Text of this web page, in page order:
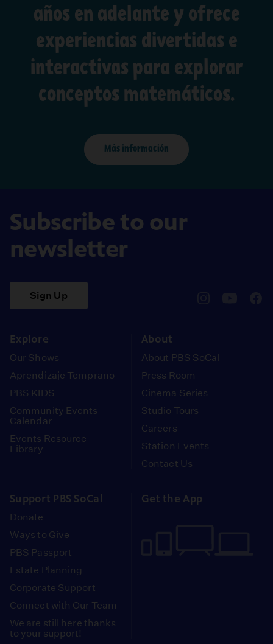
años en adelante y ofrece
experiencias divertidas e
interactivas para explorar
conceptos matemáticos.
Más información
Subscribe to our
newsletter
Sign Up
Explore
Our Shows
Aprendizaje Temprano
PBS KIDS
Community Events
Calendar
Events Resource
Library
About
About PBS SoCal
Press Room
Cinema Series
Studio Tours
Careers
Station Events
Contact Us
Support PBS SoCal
Donate
Ways to Give
PBS Passport
Estate Planning
Corporate Support
Connect with Our Team
We are still here thanks
to your support!
Get the App